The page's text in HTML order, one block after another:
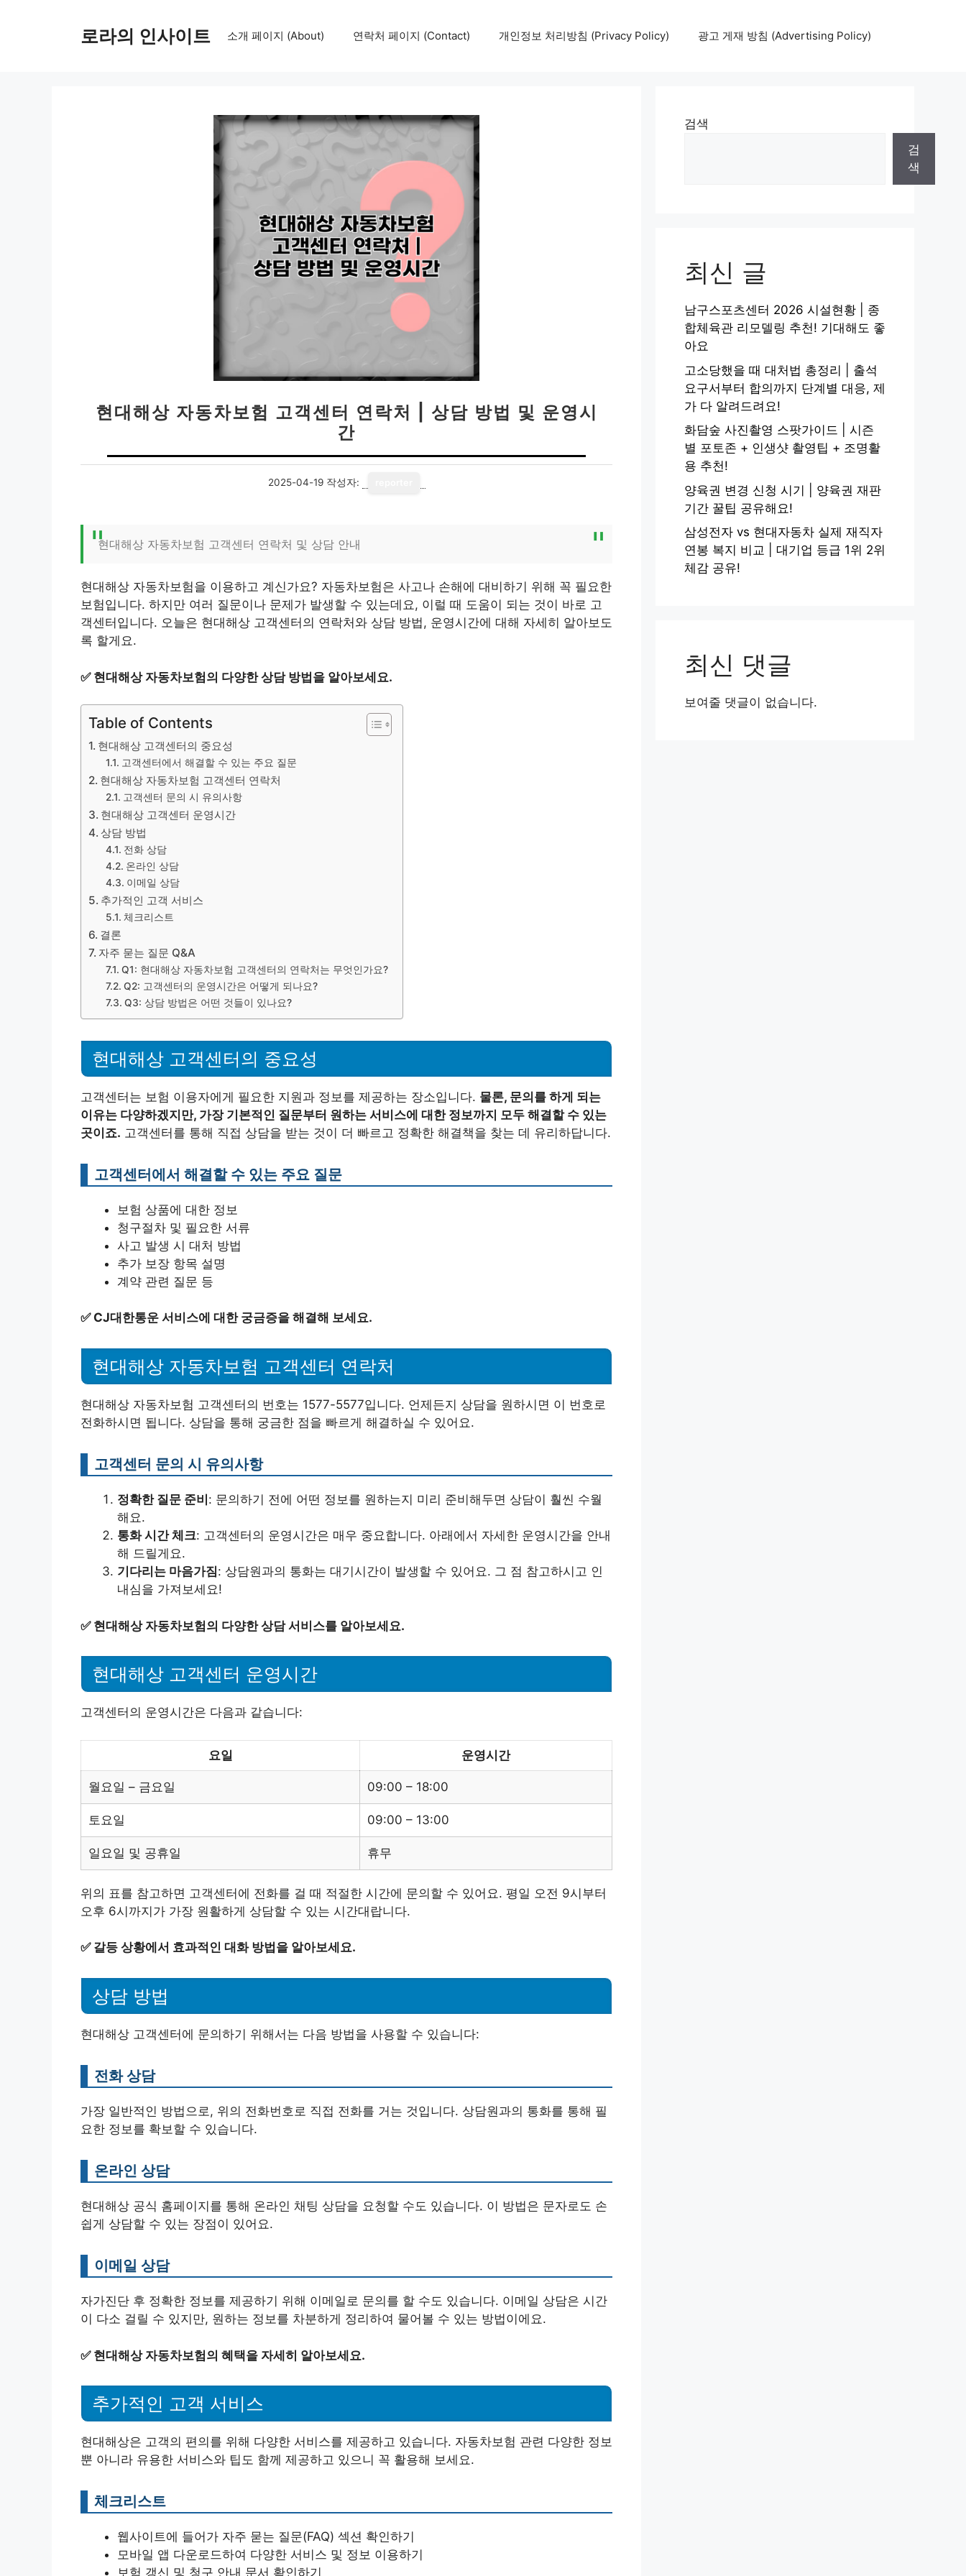
로라의 인사이트 소개 페이지 (About) 연락처 페이지 (Contact) 개인정보 처리방침 (Privacy Policy) 광고 게재 방침 (Advertising Policy)
현대해상 자동차보험 고객센터 연락처 | 상담 방법 및 운영시
간
2025-04-19 작성자:
현대해상 자동차보험 고객센터 연락처 및 상담 안내
현대해상 자동차보험을 이용하고 계신가요? 자동차보험은 사고나 손해에 대비하기 위해 꼭 필요한
보험입니다. 하지만 여러 질문이나 문제가 발생할 수 있는데요, 이럴 때 도움이 되는 것이 바로 고
객센터입니다. 오늘은 현대해상 고객센터의 연락처와 상담 방법, 운영시간에 대해 자세히 알아보도
록 할게요.
✅ 현대해상 자동차보험의 다양한 상담 방법을 알아보세요.
Table of Contents
현대해상 고객센터의 중요성
고객센터에서 해결할 수 있는 주요 질문
현대해상 자동차보험 고객센터 연락처
고객센터 문의 시 유의사항
현대해상 고객센터 운영시간
상담 방법
전화 상담
온라인 상담
이메일 상담
추가적인 고객 서비스
체크리스트
결론
자주 묻는 질문 Q&A
Q1: 현대해상 자동차보험 고객센터의 연락처는 무엇인가요?
Q2: 고객센터의 운영시간은 어떻게 되나요?
Q3: 상담 방법은 어떤 것들이 있나요?
현대해상 고객센터의 중요성
고객센터는 보험 이용자에게 필요한 지원과 정보를 제공하는 장소입니다. 물론, 문의를 하게 되는
이유는 다양하겠지만, 가장 기본적인 질문부터 원하는 서비스에 대한 정보까지 모두 해결할 수 있는
곳이죠. 고객센터를 통해 직접 상담을 받는 것이 더 빠르고 정확한 해결책을 찾는 데 유리하답니다.
고객센터에서 해결할 수 있는 주요 질문
보험 상품에 대한 정보
청구절차 및 필요한 서류
사고 발생 시 대처 방법
추가 보장 항목 설명
계약 관련 질문 등
✅ CJ대한통운 서비스에 대한 궁금증을 해결해 보세요.
현대해상 자동차보험 고객센터 연락처
현대해상 자동차보험 고객센터의 번호는 1577-5577입니다. 언제든지 상담을 원하시면 이 번호로
전화하시면 됩니다. 상담을 통해 궁금한 점을 빠르게 해결하실 수 있어요.
고객센터 문의 시 유의사항
정확한 질문 준비 : 문의하기 전에 어떤 정보를 원하는지 미리 준비해두면 상담이 훨씬 수월
해요.
통화 시간 체크: 고객센터의 운영시간은 매우 중요합니다. 아래에서 자세한 운영시간을 안내
해 드릴게요.
기다리는 마음가짐: 상담원과의 통화는 대기시간이 발생할 수 있어요. 그 점 참고하시고 인
내심을 가져보세요!
✅ 현대해상 자동차보험의 다양한 상담 서비스를 알아보세요.
현대해상 고객센터 운영시간
고객센터의 운영시간은 다음과 같습니다:
요일 운영시간
월요일 – 금요일 09:00 – 18:00
토요일 09:00 – 13:00
일요일 및 공휴일 휴무
위의 표를 참고하면 고객센터에 전화를 걸 때 적절한 시간에 문의할 수 있어요. 평일 오전 9시부터
오후 6시까지가 가장 원활하게 상담할 수 있는 시간대랍니다.
✅ 갈등 상황에서 효과적인 대화 방법을 알아보세요.
상담 방법
현대해상 고객센터에 문의하기 위해서는 다음 방법을 사용할 수 있습니다:
전화 상담
가장 일반적인 방법으로, 위의 전화번호로 직접 전화를 거는 것입니다. 상담원과의 통화를 통해 필
요한 정보를 확보할 수 있습니다.
온라인 상담
현대해상 공식 홈페이지를 통해 온라인 채팅 상담을 요청할 수도 있습니다. 이 방법은 문자로도 손
쉽게 상담할 수 있는 장점이 있어요.
이메일 상담
자가진단 후 정확한 정보를 제공하기 위해 이메일로 문의를 할 수도 있습니다. 이메일 상담은 시간
이 다소 걸릴 수 있지만, 원하는 정보를 차분하게 정리하여 물어볼 수 있는 방법이에요.
✅ 현대해상 자동차보험의 혜택을 자세히 알아보세요.
추가적인 고객 서비스
현대해상은 고객의 편의를 위해 다양한 서비스를 제공하고 있습니다. 자동차보험 관련 다양한 정보
뿐 아니라 유용한 서비스와 팁도 함께 제공하고 있으니 꼭 활용해 보세요.
체크리스트
웹사이트에 들어가 자주 묻는 질문(FAQ) 섹션 확인하기
모바일 앱 다운로드하여 다양한 서비스 및 정보 이용하기
보험 갱신 및 청구 안내 문서 확인하기
검색
검
색
최신 글
남구스포츠센터 2026 시설현황 | 종
합체육관 리모델링 추천! 기대해도 좋
아요
고소당했을 때 대처법 총정리 | 출석
요구서부터 합의까지 단계별 대응, 제
가 다 알려드려요!
화담숲 사진촬영 스팟가이드 | 시즌
별 포토존 + 인생샷 촬영팁 + 조명활
용 추천!
양육권 변경 신청 시기 | 양육권 재판
기간 꿀팁 공유해요!
삼성전자 vs 현대자동차 실제 재직자
연봉 복지 비교 | 대기업 등급 1위 2위
체감 공유!
최신 댓글
보여줄 댓글이 없습니다.